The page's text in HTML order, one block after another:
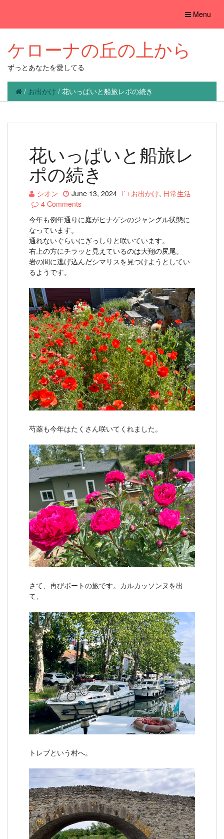
Toggle
Menu
ケローナの丘の上から
ずっとあなたを愛してる
/ お出かけ / 花いっぱいと船旅レポの続き
花いっぱいと船旅レ
ポの続き
シオン June 13, 2024 お出かけ, 日常生活
4 Comments
今年も例年通りに庭がヒナゲシのジャングル状態に
なっています。
通れないぐらいにぎっしりと咲いています。
右上の方にチラッと見えているのは大翔の尻尾。
岩の間に逃げ込んだシマリスを見つけようとしてい
るようです。
芍薬も今年はたくさん咲いてくれました。
さて、再びボートの旅です。カルカッソンヌを出
て、
トレブという村へ。